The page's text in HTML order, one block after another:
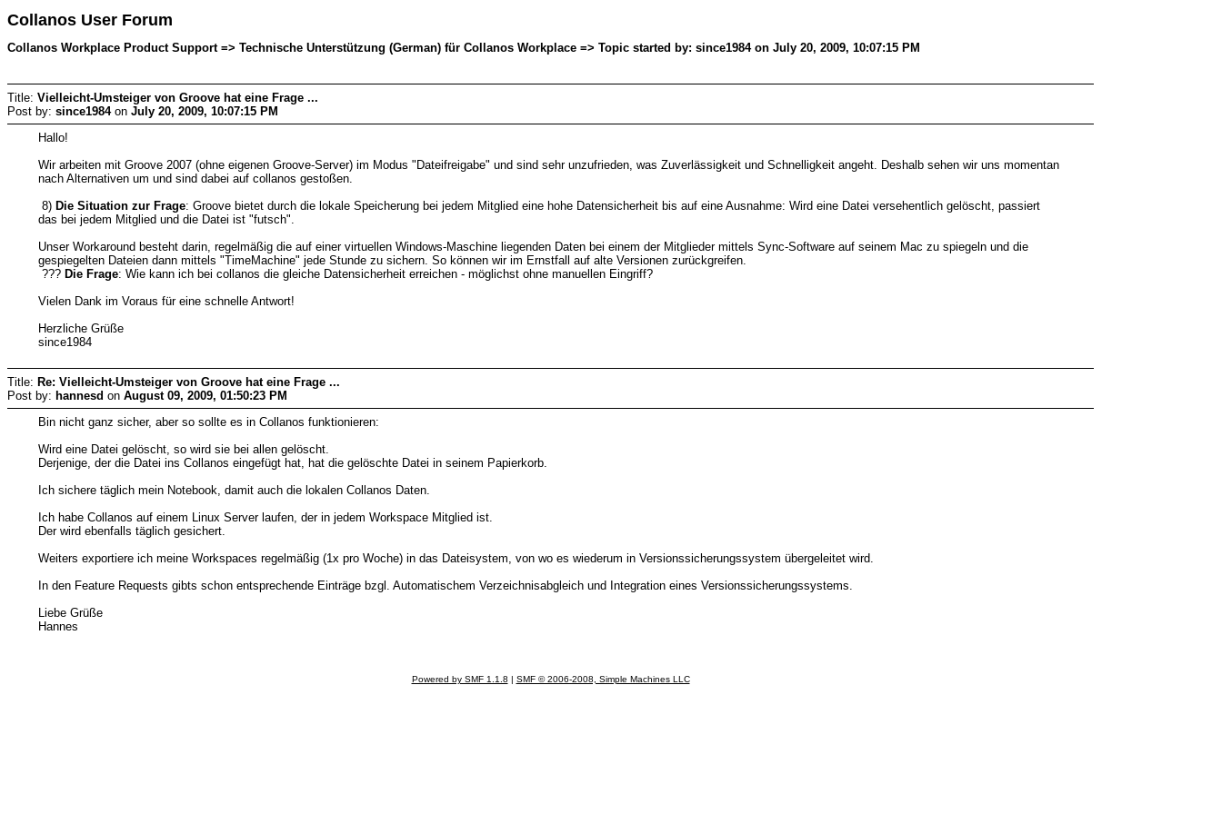
Collanos User Forum
Collanos Workplace Product Support => Technische Unterstützung (German) für Collanos Workplace => Topic started by: since1984 on July 20, 2009, 10:07:15 PM
Title: Vielleicht-Umsteiger von Groove hat eine Frage ...
Post by: since1984on July 20, 2009, 10:07:15 PM
Hallo!
Wir arbeiten mit Groove 2007 (ohne eigenen Groove-Server) im Modus "Dateifreigabe" und sind sehr unzufrieden, was Zuverlässigkeit und Schnelligkeit angeht. Deshalb sehen wir uns momentan
nach Alternativen um und sind dabei auf collanos gestoßen.
8) Die Situation zur Frage: Groove bietet durch die lokale Speicherung bei jedem Mitglied eine hohe Datensicherheit bis auf eine Ausnahme: Wird eine Datei versehentlich gelöscht, passiert
das bei jedem Mitglied und die Datei ist "futsch".
Unser Workaround besteht darin, regelmäßig die auf einer virtuellen Windows-Maschine liegenden Daten bei einem der Mitglieder mittels Sync-Software auf seinem Mac zu spiegeln und die
gespiegelten Dateien dann mittels "TimeMachine" jede Stunde zu sichern. So können wir im Ernstfall auf alte Versionen zurückgreifen.
??? Die Frage: Wie kann ich bei collanos die gleiche Datensicherheit erreichen - möglichst ohne manuellen Eingriff?
Vielen Dank im Voraus für eine schnelle Antwort!
Herzliche Grüße
since1984
Title: Re: Vielleicht-Umsteiger von Groove hat eine Frage ...
Post by: hannesd on August 09, 2009, 01:50:23 PM
Bin nicht ganz sicher, aber so sollte es in Collanos funktionieren:
Wird eine Datei gelöscht, so wird sie bei allen gelöscht.
Derjenige, der die Datei ins Collanos eingefügt hat, hat die gelöschte Datei in seinem Papierkorb.
Ich sichere täglich mein Notebook, damit auch die lokalen Collanos Daten.
Ich habe Collanos auf einem Linux Server laufen, der in jedem Workspace Mitglied ist.
Der wird ebenfalls täglich gesichert.
Weiters exportiere ich meine Workspaces regelmäßig (1x pro Woche) in das Dateisystem, von wo es wiederum in Versionssicherungssystem übergeleitet wird.
In den Feature Requests gibts schon entsprechende Einträge bzgl. Automatischem Verzeichnisabgleich und Integration eines Versionssicherungssystems.
Liebe Grüße
Hannes
Powered by SMF 1.1.8 | SMF © 2006-2008, Simple Machines LLC